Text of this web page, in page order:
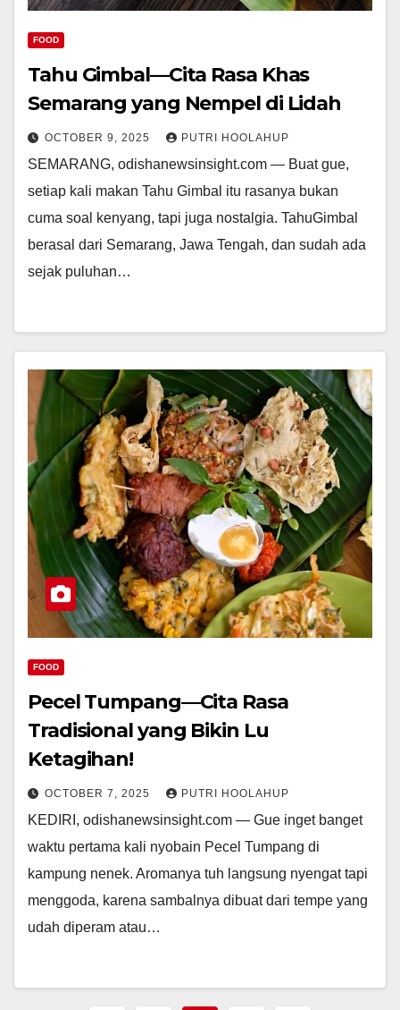
FOOD
Tahu Gimbal—Cita Rasa Khas
Semarang yang Nempel di Lidah
OCTOBER 9, 2025 PUTRI HOOLAHUP
SEMARANG, odishanewsinsight.com — Buat gue,
setiap kali makan Tahu Gimbal itu rasanya bukan
cuma soal kenyang, tapi juga nostalgia. TahuGimbal
berasal dari Semarang, Jawa Tengah, dan sudah ada
sejak puluhan…
FOOD
Pecel Tumpang—Cita Rasa
Tradisional yang Bikin Lu
Ketagihan!
OCTOBER 7, 2025 PUTRI HOOLAHUP
KEDIRI, odishanewsinsight.com — Gue inget banget
waktu pertama kali nyobain Pecel Tumpang di
kampung nenek. Aromanya tuh langsung nyengat tapi
menggoda, karena sambalnya dibuat dari tempe yang
udah diperam atau…